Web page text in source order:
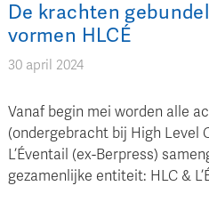
De krachten
vormen HLCÉ
30 april 2024
Vanaf begin mei worden alle
(ondergebracht bij High Level
L’Éventail (ex-Berpress)
gezamenlijke entiteit: HLC &